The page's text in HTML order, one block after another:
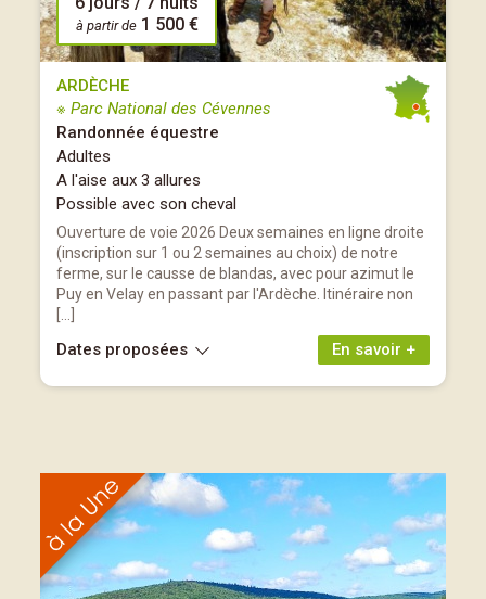
à partir de 1 500 €
ARDÈCHE
※ Parc National des Cévennes
Randonnée équestre
Adultes
A l'aise aux 3 allures
Possible avec son cheval
Ouverture de voie 2026 Deux semaines en ligne droite
(inscription sur 1 ou 2 semaines au choix) de notre
ferme, sur le causse de blandas, avec pour azimut le
Puy en Velay en passant par l'Ardèche. Itinéraire non
En savoir +
Dates proposées